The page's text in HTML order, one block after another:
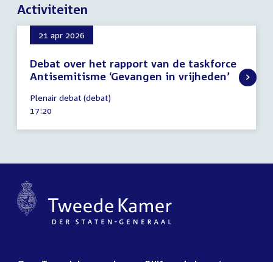
Activiteiten
21 apr 2026
Debat over het rapport van de taskforce
Antisemitisme ‘Gevangen in vrijheden’
april
2026
Plenair debat (debat)
Tijd
17:20